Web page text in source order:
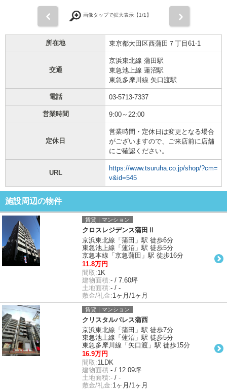
画像タップで拡大表示【1/1】
所在地 東京都大田区西蒲田７丁目61-1
交通
京浜東北線 蒲田駅
東急池上線 蓮沼駅
東急多摩川線 矢口渡駅
電話 03-5713-7337
営業時間 9:00～22:00
定休日
営業時間・定休日は変更となる場合
がございますので、ご来店前に店舗
にご確認ください。
URL
https://www.tsuruha.co.jp/shop/?cm=
v&id=545
施設周辺の物件
賃貸｜マンション
クロスレジデンス蒲田Ⅱ
京浜東北線「蒲田」駅 徒歩6分
東急池上線「蓮沼」駅 徒歩5分
京急本線「京急蒲田」駅 徒歩16分
11.8万円
間取:1K
建物面積:- / 7.60坪
土地面積:- / -
敷金/礼金:1ヶ月/1ヶ月
賃貸｜マンション
クリスタルパレス蒲西
京浜東北線「蒲田」駅 徒歩7分
東急池上線「蓮沼」駅 徒歩5分
東急多摩川線「矢口渡」駅 徒歩15分
16.9万円
間取:1LDK
建物面積:- / 12.09坪
土地面積:- / -
敷金/礼金:1ヶ月/1ヶ月